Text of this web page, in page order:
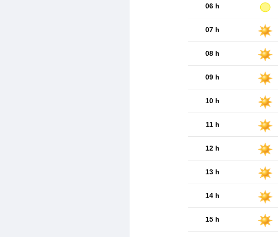
06 h
07 h
08 h
09 h
10 h
11 h
12 h
13 h
14 h
15 h